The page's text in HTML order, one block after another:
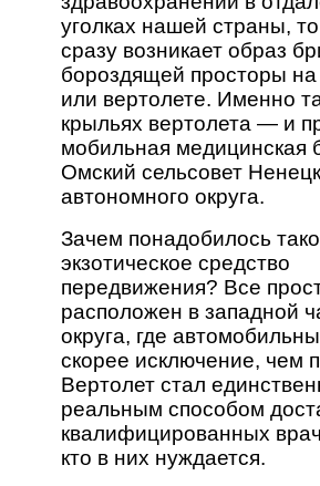
уголках нашей страны,
сразу возникает образ
бороздящей просторы на
или вертолете. Именно
крыльях вертолета — и
мобильная медицинская
Омский сельсовет
автономного округа.
Зачем понадобилось
экзотическое средство
передвижения? Все
расположен в западной
округа, где
скорее исключение, чем
Вертолет стал
реальным способом
квалифицированных
кто в них нуждается.